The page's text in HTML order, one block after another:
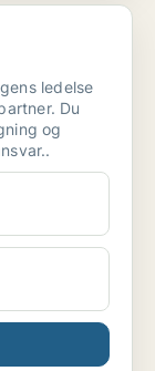
ledelse
Du
og